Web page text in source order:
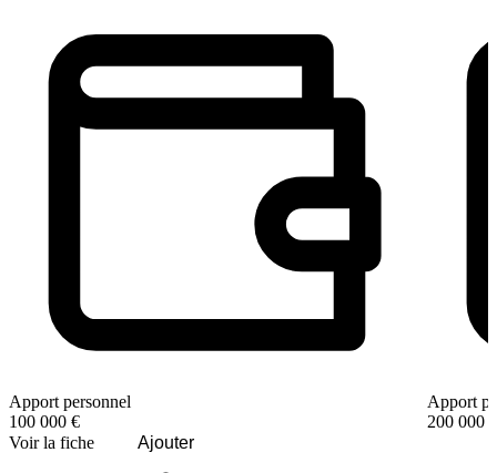
Apport personnel
100 000 €
Voir la fiche
Ajouter
Apport
200 000 €